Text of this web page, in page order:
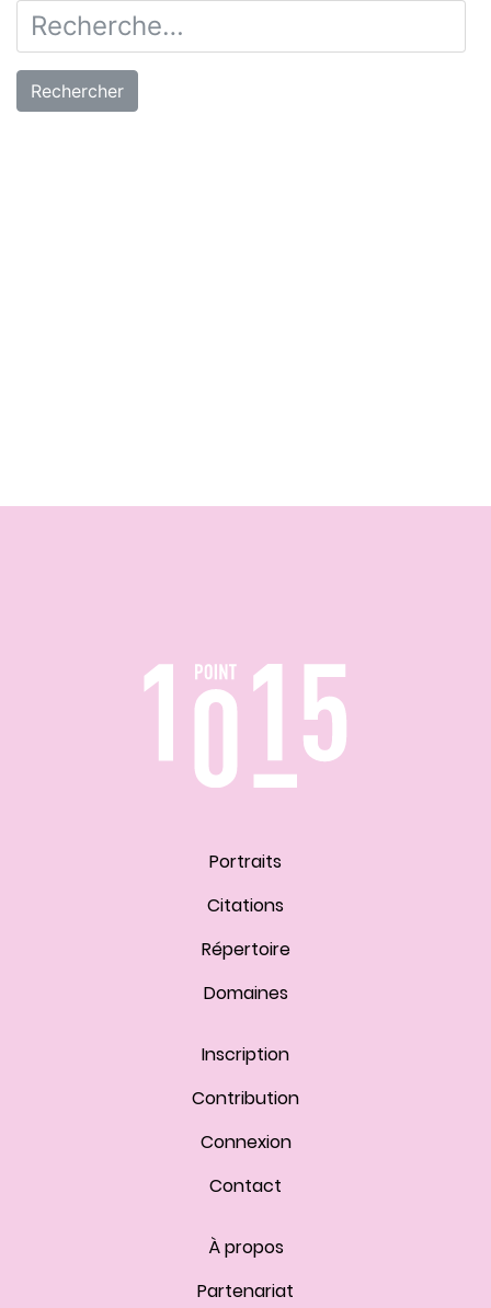
Rechercher :
Portraits
Citations
Répertoire
Domaines
Inscription
Contribution
Connexion
Contact
À propos
Partenariat